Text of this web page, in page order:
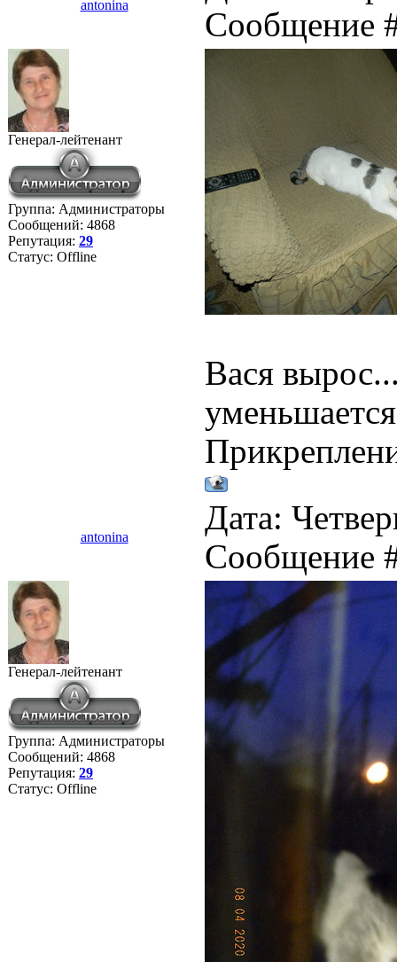
antonina
Сообщение
Генерал-лейтенант
Группа: Администраторы
Сообщений: 4868
Репутация: 29
Статус: Offline
Вася
antonina
Дата:
Сообщение
Генерал-лейтенант
Группа: Администраторы
Сообщений: 4868
Репутация: 29
Статус: Offline